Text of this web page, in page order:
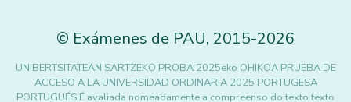
© Exámenes de PAU, 2015-2026
UNIBERTSITATEAN SARTZEKO PROBA 2025eko OHIKOA PRUEBA DE
ACCESO A LA UNIVERSIDAD ORDINARIA 2025 PORTUGESA
PORTUGUÉS É avaliada nomeadamente a compreenso do texto texto